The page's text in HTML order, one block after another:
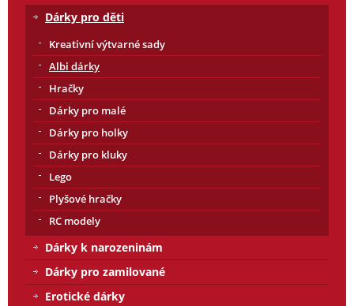
Dárky pro děti
Kreativní výtvarné sady
Albi dárky
Hračky
Dárky pro malé
Dárky pro holky
Dárky pro kluky
Lego
Plyšové hračky
RC modely
Dárky k narozeninám
Dárky pro zamilované
Erotické dárky